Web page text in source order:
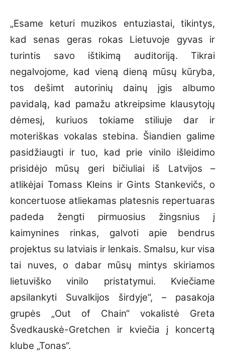
„Esame keturi muzikos entuziastai, tikintys,
kad senas geras rokas Lietuvoje gyvas ir
turintis savo ištikimą auditoriją. Tikrai
negalvojome, kad vieną dieną mūsų kūryba,
tos dešimt autorinių dainų įgis albumo
pavidalą, kad pamažu atkreipsime klausytojų
dėmesį, kuriuos tokiame stiliuje dar ir
moteriškas vokalas stebina. Šiandien galime
pasidžiaugti ir tuo, kad prie vinilo išleidimo
prisidėjo mūsų geri bičiuliai iš Latvijos –
atlikėjai Tomass Kleins ir Gints Stankevičs, o
koncertuose atliekamas platesnis repertuaras
padeda žengti pirmuosius žingsnius į
kaimynines rinkas, galvoti apie bendrus
projektus su latviais ir lenkais. Smalsu, kur visa
tai nuves, o dabar mūsų mintys skiriamos
lietuviško vinilo pristatymui. Kviečiame
apsilankyti Suvalkijos širdyje“, – pasakoja
grupės „Out of Chain“ vokalistė Greta
Švedkauskė-Gretchen ir kviečia į koncertą
klube „Tonas“.